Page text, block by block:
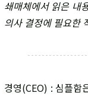
쇄매체에서 읽은 내
의사 결정에 필요한
경영(CEO) : 심플함